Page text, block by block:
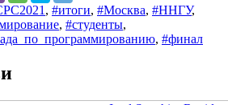
, #итоги, #Москва, #ННГУ,
, #студенты,
, #финал